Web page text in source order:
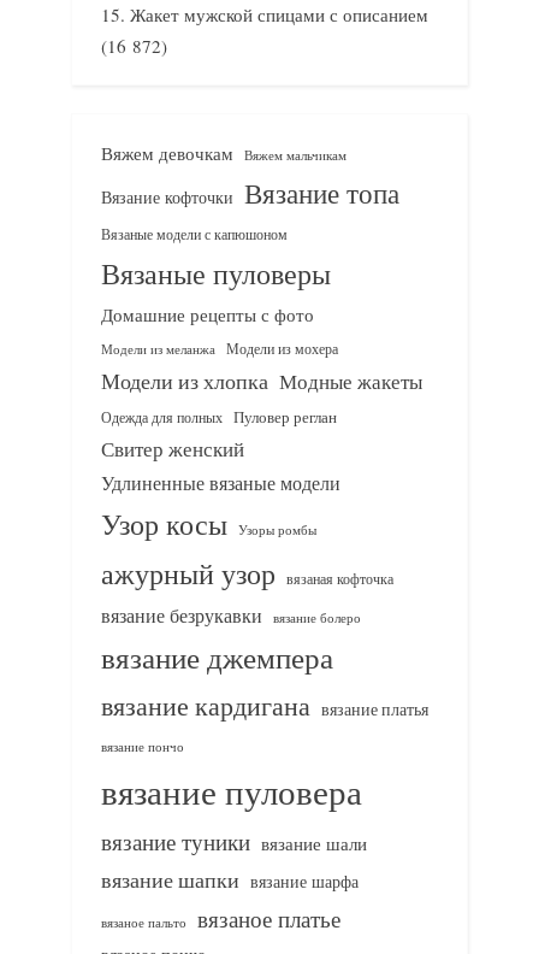
Жакет мужской спицами с описанием
(16 872)
Вяжем девочкам Вяжем мальчикам
Вязание кофточки Вязание топа
Вязаные модели с капюшоном
Вязаные пуловеры
Домашние рецепты с фото
Модели из меланжа Модели из мохера
Модели из хлопка Модные жакеты
Одежда для полных Пуловер реглан
Свитер женский
Удлиненные вязаные модели
Узор косы Узоры ромбы
ажурный узор вязаная кофточка
вязание безрукавки вязание болеро
вязание джемпера
вязание кардигана вязание платья
вязание пончо
вязание пуловера
вязание туники вязание шали
вязание шапки вязание шарфа
вязаное пальто вязаное платье